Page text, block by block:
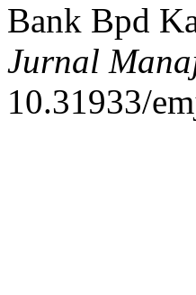
Bank Bpd
Jurnal
10.31933/